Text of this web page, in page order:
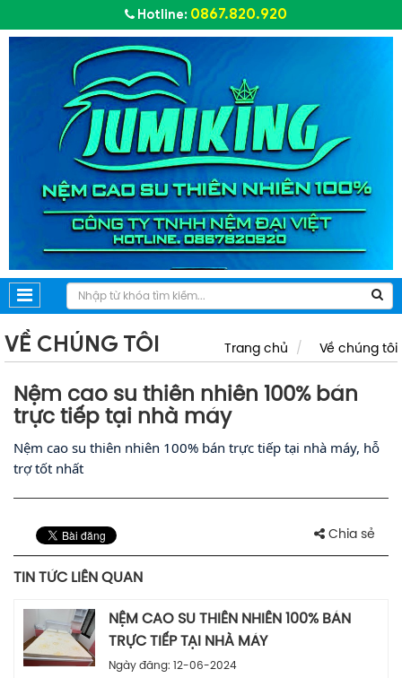
Hotline: 0867.820.920
VỀ CHÚNG TÔI Trang chủ Về chúng tôi
Nệm cao su thiên nhiên 100% bán
trực tiếp tại nhà máy
Nệm cao su thiên nhiên 100% bán trực tiếp tại nhà máy, hỗ
trợ tốt nhất
Chia sẻ
TIN TỨC LIÊN QUAN
NỆM CAO SU THIÊN NHIÊN 100% BÁN
TRỰC TIẾP TẠI NHÀ MÁY
Ngày đăng: 12-06-2024